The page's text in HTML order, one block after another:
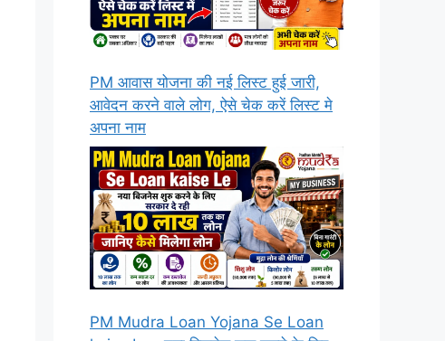
PM आवास योजना की नई लिस्ट हुई जारी,
आवेदन करने वाले लोग, ऐसे चेक करें लिस्ट मे
अपना नाम
PM Mudra Loan Yojana Se Loan